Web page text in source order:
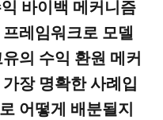
바이백 메커니즘
레임워크로 모델
의 수익 환원 메커
장 명확한 사례입
어떻게 배분될지